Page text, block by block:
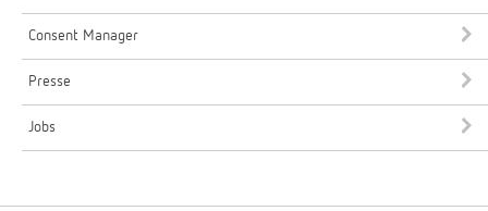
Consent Manager
Presse
Jobs